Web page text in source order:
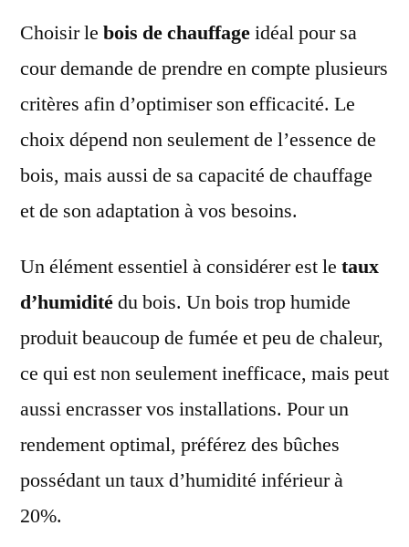
Choisir le bois de chauffageidéal pour sa
cour demande de prendre en compte plusieurs
critères afin d’optimiser son efficacité. Le
choix dépend non seulement de l’essence de
bois, mais aussi de sa capacité de chauffage
et de son adaptation à vos besoins.
Un élément essentiel à considérer est le taux
d’humiditédu bois. Un bois trop humide
produit beaucoup de fumée et peu de chaleur,
ce qui est non seulement inefficace, mais peut
aussi encrasser vos installations. Pour un
rendement optimal, préférez des bûches
possédant un taux d’humidité inférieur à
20%.